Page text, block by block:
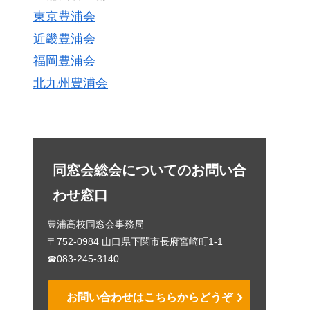
東京豊浦会
近畿豊浦会
福岡豊浦会
北九州豊浦会
同窓会総会についてのお問い合
わせ窓口
豊浦高校同窓会事務局
〒752-0984 山口県下関市長府宮崎町1-1
☎083-245-3140
お問い合わせはこちらからどうぞ